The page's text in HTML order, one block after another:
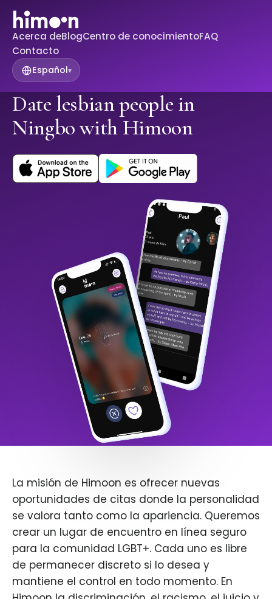
Acerca deBlogCentro de conocimientoFAQ
Contacto
Español▾
Date lesbian people in
Ningbo with Himoon
La misión de Himoon es ofrecer nuevas
oportunidades de citas donde la personalidad
se valora tanto como la apariencia. Queremos
crear un lugar de encuentro en línea seguro
para la comunidad LGBT+. Cada uno es libre
de permanecer discreto si lo desea y
mantiene el control en todo momento. En